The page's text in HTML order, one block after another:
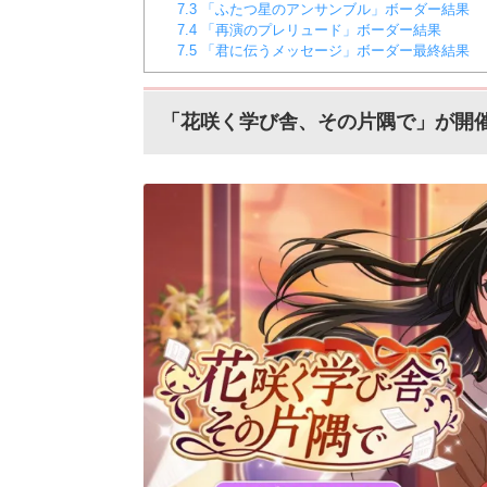
7.3「ふたつ星のアンサンブル」ボーダー結果
7.4「再演のプレリュード」ボーダー結果
7.5「君に伝うメッセージ」ボーダー最終結果
「花咲く学び舎、その片隅で」が開